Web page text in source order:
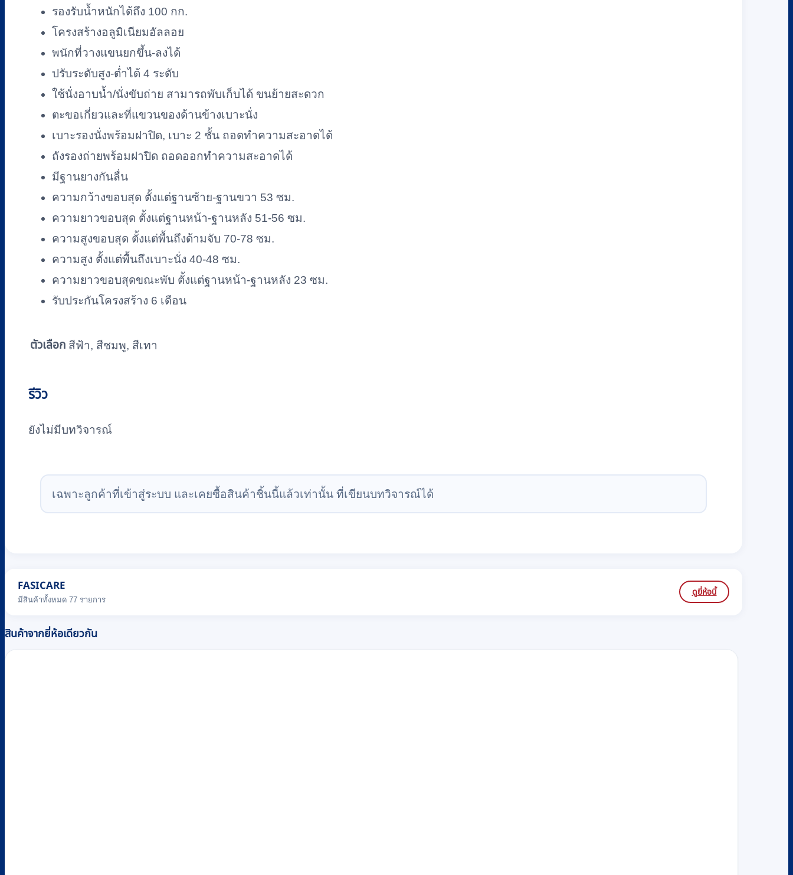
เก็บ
ได้
FASICARE
W-
11P
รองรับน้ำหนักได้ถึง 100 กก.
โครงสร้างอลูมิเนียมอัลลอย
พนักที่วางแขนยกขึ้น-ลงได้
ปรับระดับสูง-ต่ำได้ 4 ระดับ
ใช้นั่งอาบน้ำ/นั่งขับถ่าย สามารถพับเก็บได้ ขนย้ายสะดวก
ตะขอเกี่ยวและที่แขวนของด้านข้างเบาะนั่ง
เบาะรองนั่งพร้อมฝาปิด, เบาะ 2 ชั้น ถอดทำความสะอาดได้
ถังรองถ่ายพร้อมฝาปิด ถอดออกทำความสะอาดได้
มีฐานยางกันลื่น
ความกว้างขอบสุด ตั้งแต่ฐานซ้าย-ฐานขวา 53 ซม.
ความยาวขอบสุด ตั้งแต่ฐานหน้า-ฐานหลัง 51-56 ซม.
ความสูงขอบสุด ตั้งแต่พื้นถึงด้ามจับ 70-78 ซม.
ความสูง ตั้งแต่พื้นถึงเบาะนั่ง 40-48 ซม.
ความยาวขอบสุดขณะพับ ตั้งแต่ฐานหน้า-ฐานหลัง 23 ซม.
รับประกันโครงสร้าง 6 เดือน
ตัวเลือก สีฟ้า, สีชมพู, สีเทา
รีวิว
ยังไม่มีบทวิจารณ์
เฉพาะลูกค้าที่เข้าสู่ระบบ และเคยซื้อสินค้าชิ้นนี้แล้วเท่านั้น ที่เขียนบทวิจารณ์ได้
FASICARE
มีสินค้าทั้งหมด 77 รายการ
ดูยี่ห้อนี้
สินค้าจากยี่ห้อเดียวกัน